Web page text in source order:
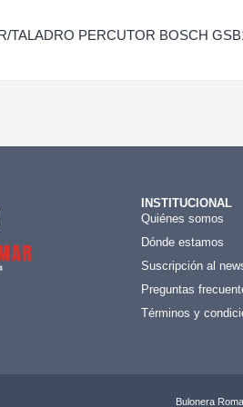
TALADRO PERCUTOR BOSCH
INSTITUCIONAL
Quiénes somos
Dónde estamos
Suscripción al
Preguntas
Términos y
Bulonera